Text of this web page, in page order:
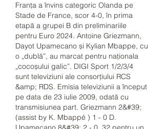
Franța a învins categoric Olanda pe
Stade de France, scor 4-0, în prima
etapă a grupei B din preliminariile
pentru Euro 2024. Antoine Griezmann,
Dayot Upamecano și Kylian Mbappe, cu
o „dublă”, au marcat pentru naționala
„cocoșului galic”. DIGI Sport 1/2/3/4
sunt televiziuni ale consorțiului RCS
&amp; RDS. Emisia televiziunii a început
pe data de 23 iulie 2009, odată cu
transmisiunea part. Griezmann 2&#39;
(assist by K. Mbappé ) 1 - 0 D.